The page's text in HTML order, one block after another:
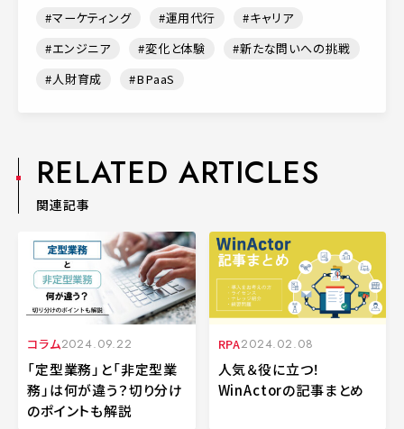
マーケティング
運用代行
キャリア
エンジニア
変化と体験
新たな問いへの挑戦
人財育成
BPaaS
RELATED ARTICLES
関連記事
コラム2024.09.22
「定型業務」と「非定型業
務」は何が違う？切り分け
のポイントも解説
RPA2024.02.08
人気＆役に立つ！
WinActorの記事まとめ